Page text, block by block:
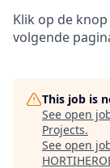
Klik op de
volgende
This job is
See open
Projects.
See open